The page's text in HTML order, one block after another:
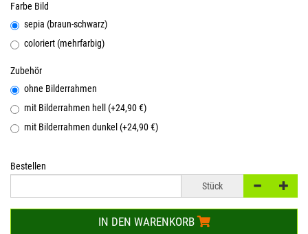
Farbe Bild
sepia (braun-schwarz)
coloriert (mehrfarbig)
Zubehör
ohne Bilderrahmen
mit Bilderrahmen hell (+24,90 €)
mit Bilderrahmen dunkel (+24,90 €)
Bestellen
Stück
IN DEN WARENKORB